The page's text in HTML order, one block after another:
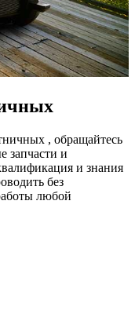
, обращайтесь
запчасти и
и знания
без
любой